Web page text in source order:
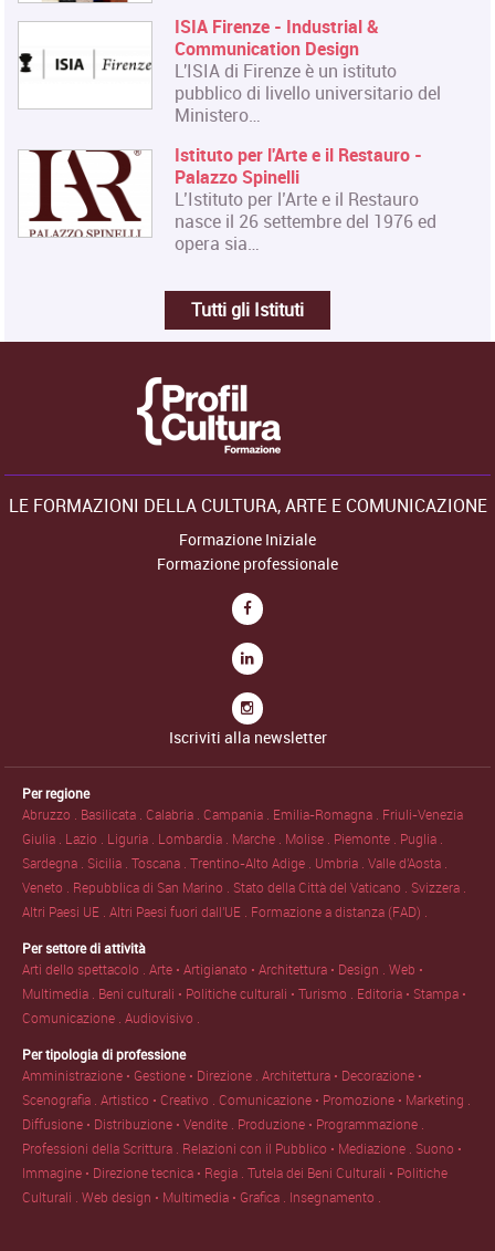
ISIA Firenze - Industrial &
Communication Design
L'ISIA di Firenze è un istituto
pubblico di livello universitario del
Ministero…
Istituto per l'Arte e il Restauro -
Palazzo Spinelli
L’Istituto per l’Arte e il Restauro
nasce il 26 settembre del 1976 ed
opera sia…
Tutti gli Istituti
LE FORMAZIONI DELLA CULTURA, ARTE E COMUNICAZIONE
Formazione Iniziale
Formazione professionale
Iscriviti alla newsletter
Per regione
Abruzzo . Basilicata .Calabria .Campania . Emilia-Romagna . Friuli-Venezia
Giulia . Lazio . Liguria . Lombardia . Marche . Molise . Piemonte . Puglia .
Sardegna . Sicilia .Toscana .Trentino-Alto Adige . Umbria .Valle d'Aosta .
Veneto . Repubblica di San Marino . Stato della Città del Vaticano . Svizzera .
Altri Paesi UE .Altri Paesi fuori dall'UE . Formazione a distanza (FAD) .
Per settore di attività
Arti dello spettacolo .Arte • Artigianato • Architettura • Design .Web •
Multimedia . Beni culturali • Politiche culturali • Turismo . Editoria • Stampa •
Comunicazione .Audiovisivo .
Per tipologia di professione
Amministrazione • Gestione • Direzione .Architettura • Decorazione •
Scenografia .Artistico • Creativo .Comunicazione • Promozione • Marketing .
Diffusione • Distribuzione • Vendite . Produzione • Programmazione .
Professioni della Scrittura . Relazioni con il Pubblico • Mediazione . Suono •
Immagine • Direzione tecnica • Regia .Tutela dei Beni Culturali • Politiche
Culturali .Web design • Multimedia • Grafica . Insegnamento .